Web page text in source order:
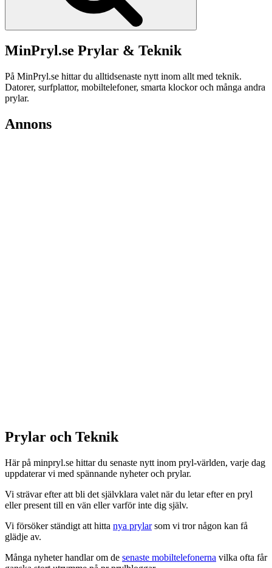
MinPryl.se Prylar & Teknik
På MinPryl.se hittar du alltidsenaste nytt inom allt med teknik.
Datorer, surfplattor, mobiltelefoner, smarta klockor och många andra
prylar.
Annons
Prylar och Teknik
Här på minpryl.se hittar du senaste nytt inom pryl-världen, varje dag
uppdaterar vi med spännande nyheter och prylar.
Vi strävar efter att bli det självklara valet när du letar efter en pryl
eller present till en vän eller varför inte dig själv.
Vi försöker ständigt att hitta nya prylarsom vi tror någon kan få
glädje av.
Många nyheter handlar om de senaste mobiltelefonerna vilka ofta får